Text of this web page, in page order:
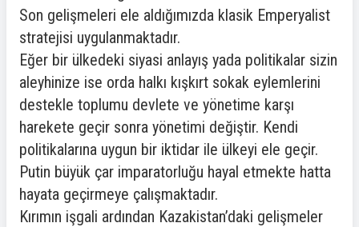
Son gelişmeleri ele aldığımızda klasik Emperyalist
stratejisi uygulanmaktadır.
Eğer bir ülkedeki siyasi anlayış yada politikalar sizin
aleyhinize ise orda halkı kışkırt sokak eylemlerini
destekle toplumu devlete ve yönetime karşı
harekete geçir sonra yönetimi değiştir. Kendi
politikalarına uygun bir iktidar ile ülkeyi ele geçir.
Putin büyük çar imparatorluğu hayal etmekte hatta
hayata geçirmeye çalışmaktadır.
Kırımın işgali ardından Kazakistan’daki gelişmeler